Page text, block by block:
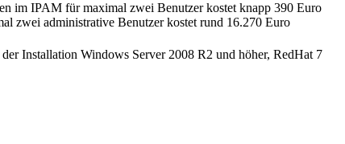
im IPAM für maximal zwei Benutzer kostet knapp 390 Euro
zwei administrative Benutzer kostet rund 16.270 Euro
Installation Windows Server 2008 R2 und höher, RedHat 7